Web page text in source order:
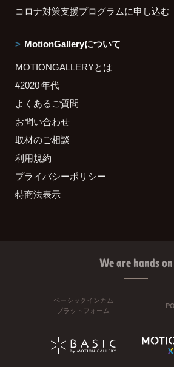
コロナ対策支援プログラムに申し込む
MotionGalleryについて
MOTIONGALLERYとは
#2020 年代
よくあるご質問
お問い合わせ
取材のご相談
利用規約
プライバシーポリシー
特商法表示
We are hands on
ベーシックインカム
プラットフォーム